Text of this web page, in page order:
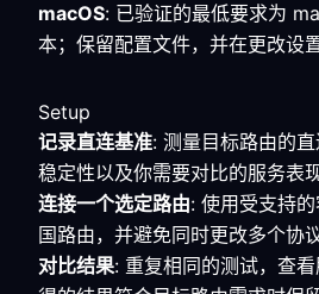
macOS: 已验证的最低要求为
本；保留配置文件，并在更改设
Setup
记录直连基准: 测量目标路由的直
稳定性以及你需要对比的服务表现
连接一个选定路由: 使用受支持
国路由，并避免同时更改多个协
对比结果: 重复相同的测试，查